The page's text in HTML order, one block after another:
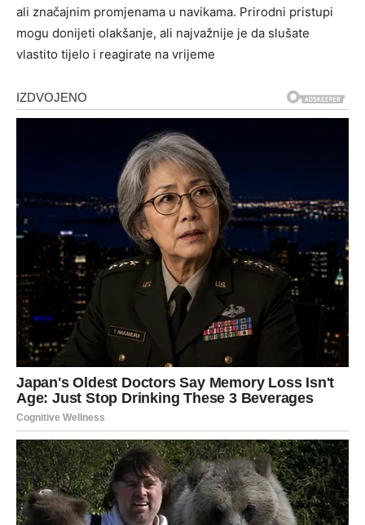
ali značajnim promjenama u navikama. Prirodni pristupi
mogu donijeti olakšanje, ali najvažnije je da slušate
vlastito tijelo i reagirate na vrijeme